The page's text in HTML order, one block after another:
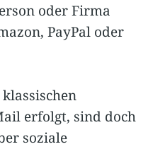
oder Firma
PayPal oder
erfolgt, sind doch
soziale